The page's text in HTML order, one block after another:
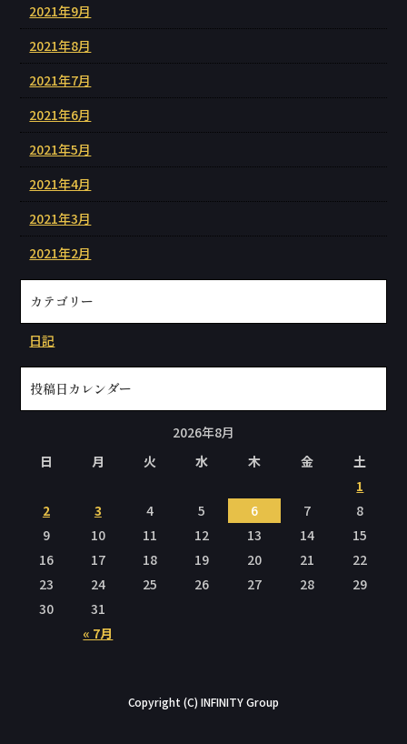
2021年9月
2021年8月
2021年7月
2021年6月
2021年5月
2021年4月
2021年3月
2021年2月
カテゴリー
日記
投稿日カレンダー
2026年8月
日
月 火 水 木 金 土
« 7月
1
2
3 4 5 6 7
8
9
10 11 12 13 14
15
16
17 18 19 20 21
22
23
24 25 26 27 28
29
30
31
Copyright (C) INFINITY Group